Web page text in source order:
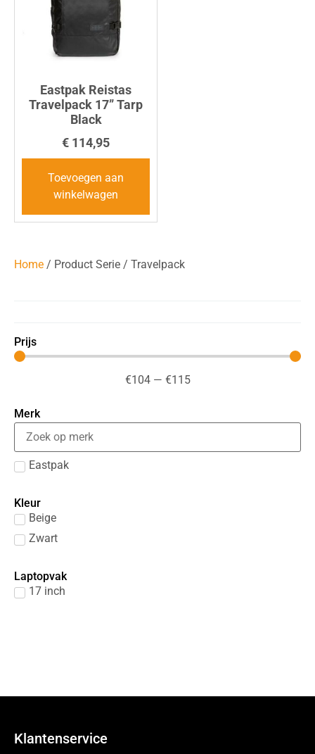
Prijs
€104— €115
Merk
Eastpak
Kleur
Beige
Zwart
Laptopvak
17 inch
Eastpak Reistas
Travelpack 17” Tarp
Black
€ 114,95
Toevoegen aan
winkelwagen
Home / Product Serie / Travelpack
Klantenservice